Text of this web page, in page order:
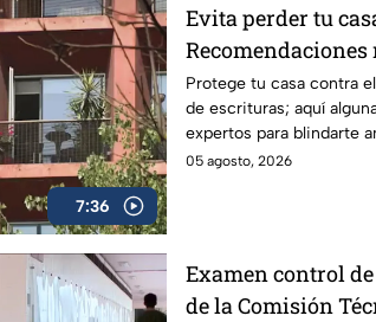
7:36
Evita perder tu
blindar tu
Protege tu casa contra
de escrituras; aquí
expertos para blindarte
05 agosto, 2026
Examen control
de la Comisión